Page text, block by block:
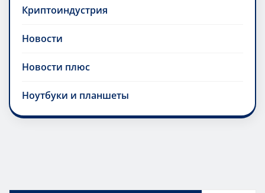
Криптоиндустрия
Новости
Новости плюс
Ноутбуки и планшеты